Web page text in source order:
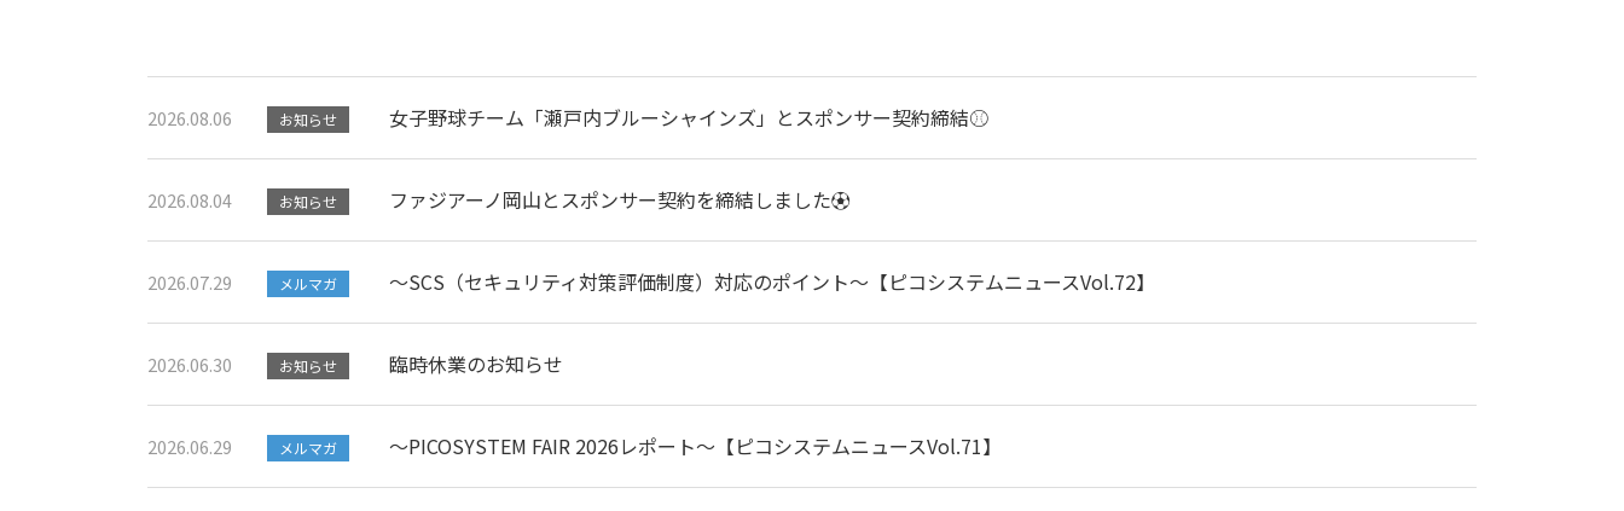
2026.08.06 お知らせ 女子野球チーム「瀬戸内ブルーシャインズ」とスポンサー契約締結⚾
2026.08.04 お知らせ ファジアーノ岡山とスポンサー契約を締結しました⚽
2026.07.29 メルマガ ～SCS（セキュリティ対策評価制度）対応のポイント～【ピコシステムニュースVol.72】
2026.06.30 お知らせ 臨時休業のお知らせ
2026.06.29 メルマガ ～PICOSYSTEM FAIR 2026レポート～【ピコシステムニュースVol.71】